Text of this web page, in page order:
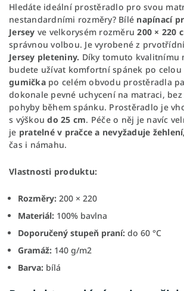
Hledáte ideální prostěradlo pro svou
nestandardními rozměry? Bílé napínací
Jersey ve velkorysém rozměru 200 × 220
správnou volbou. Je vyrobené z prvotřídní
Jersey pleteniny. Díky tomuto kvalitnímu
budete užívat komfortní spánek po
gumičkapo celém obvodu prostěradla
dokonale pevné uchycení na matraci,
pohyby během spánku. Prostěradlo je
s výškoudo 25 cm. Péče o něj je navíc
je pratelné v pračce a nevyžaduje žehlení,
čas i námahu.
Vlastnosti produktu:
Rozměry: 200 × 220
Materiál: 100% bavlna
Doporučený stupeň praní: do 60 °C
Gramáž: 140 g/m2
Barva: bílá